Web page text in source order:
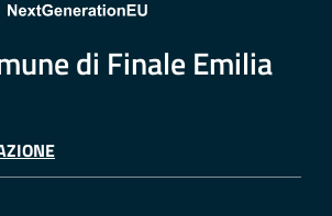
di Finale Emilia